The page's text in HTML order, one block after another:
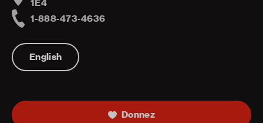
1E4
1-888-473-4636
English
Donnez